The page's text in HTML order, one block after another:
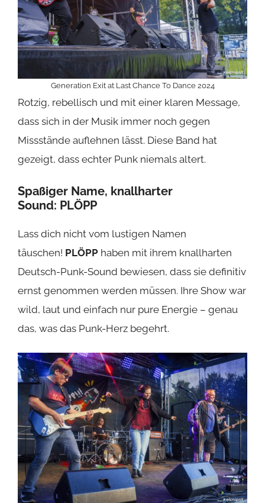
Generation Exit at Last Chance To Dance 2024
Rotzig, rebellisch und mit einer klaren Message,
dass sich in der Musik immer noch gegen
Missstände auflehnen lässt. Diese Band hat
gezeigt, dass echter Punk niemals altert.
Spaßiger Name, knallharter
Sound: PLÖPP
Lass dich nicht vom lustigen Namen
täuschen! PLÖPP haben mit ihrem knallharten
Deutsch-Punk-Sound bewiesen, dass sie definitiv
ernst genommen werden müssen. Ihre Show war
wild, laut und einfach nur pure Energie – genau
das, was das Punk-Herz begehrt.